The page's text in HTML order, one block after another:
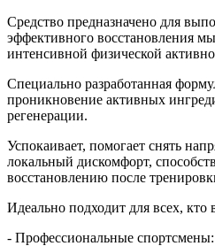
Средство предназначено для
эффективного восстановления
интенсивной физической
Специально разработанная
проникновение активных
регенерации.
Успокаивает, помогает снять
локальный дискомфорт,
восстановлению после
Идеально подходит для всех, кто
- Профессиональные